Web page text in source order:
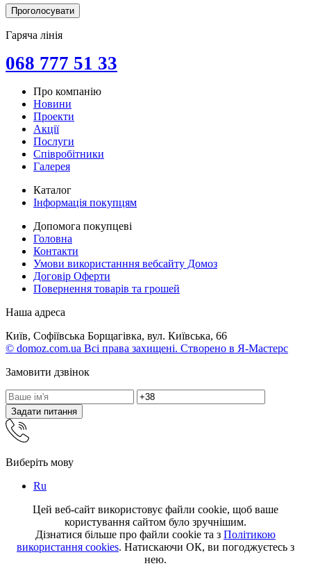
Гаряча лінія
068 777 51 33
Про компанію
Новини
Проекти
Акції
Послуги
Співробітники
Галерея
Каталог
Інформація покупцям
Допомога покупцеві
Головна
Контакти
Умови використанння вебсайту Домоз
Договір Оферти
Повернення товарів та грошей
Наша адреса
Київ, Софіївська Борщагівка, вул. Київська, 66
© domoz.com.ua Всі права захищені. Створено в Я-Мастерс
Замовити дзвінок
Задати питання
Виберіть мову
Ru
Цей веб-сайт використовує файли cookie, щоб ваше
користування сайтом було зручнішим.
Дізнатися більше про файли cookie та з Політикою
використання cookies. Натискаючи ОК, ви погоджуєтесь з
нею.